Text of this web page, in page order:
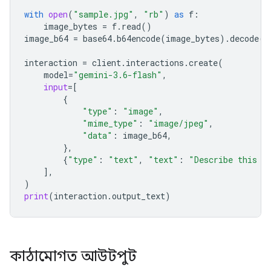
with open( "sample.jpg" , "rb" ) as f :
image_bytes = f. read()
image_b64 = base64.b64encode(image_bytes) .decode(
interaction = client. interactions .create(
model="gemini-3.6-flash" ,
input=[
{
"type" : "image" ,
"mime_type" : "image/jpeg" ,
"data" : image_b64,
},
{"type" : "text" , "text" :
"Describe this
],
)
print(interaction .output_text)
কাঠামোগত আউটপুট